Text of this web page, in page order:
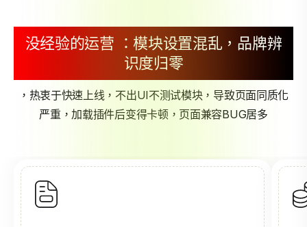
没经验的运营 ：模块设置混乱，品牌辨
识度归零
，热衷于快速上线，不出UI不测试模块，导致页面同质化
严重，加载插件后变得卡顿，页面兼容BUG居多